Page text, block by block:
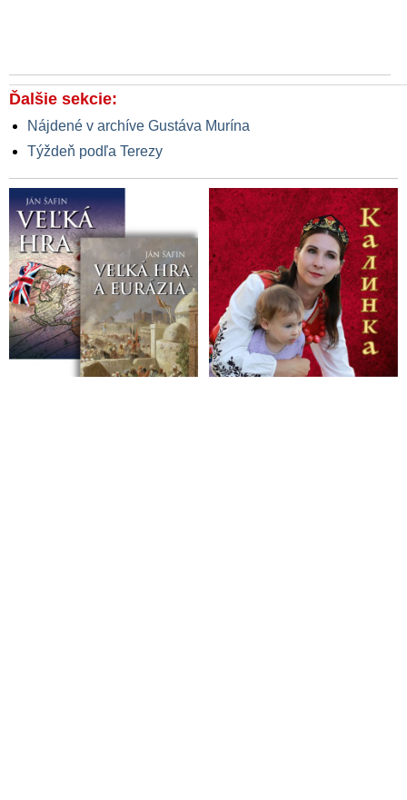
Ďalšie sekcie:
Nájdené v archíve Gustáva Murína
Týždeň podľa Terezy